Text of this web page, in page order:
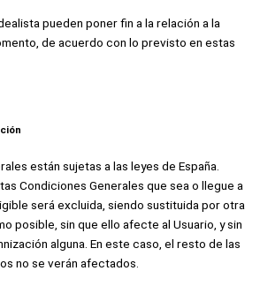
pueden poner fin a la relación a la
de acuerdo con lo previsto en estas
están sujetas a las leyes de España.
Condiciones Generales que sea o llegue a
será excluida, siendo sustituida por otra
posible, sin que ello afecte al Usuario, y sin
alguna. En este caso, el resto de las
no se verán afectados.